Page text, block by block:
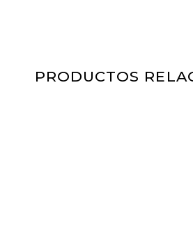
PRODUCTOS